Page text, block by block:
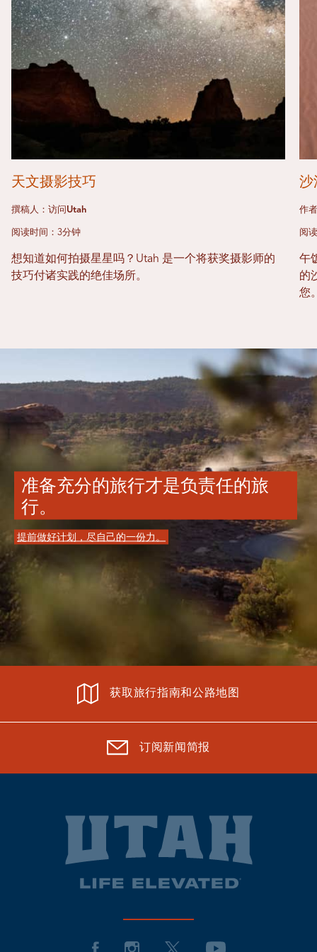
天文摄影技巧
撰稿人：访问Utah
阅读时间：3分钟
想知道如何拍摄星星吗？Utah 是一个将获奖摄影师的
技巧付诸实践的绝佳场所。
沙
作
阅
午
的
您
准备充分的旅行才是负责任的旅
行。
提前做好计划，尽自己的一份力。
获取旅行指南和公路地图
订阅新闻简报